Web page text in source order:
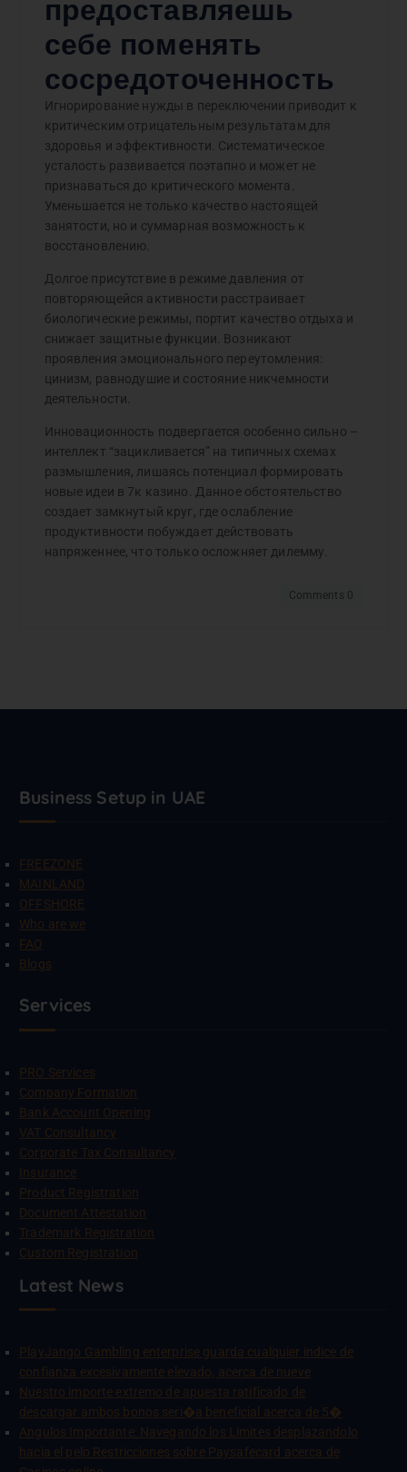
предоставляешь
себе поменять
сосредоточенность
Игнорирование нужды в переключении приводит к
критическим отрицательным результатам для
здоровья и эффективности. Систематическое
усталость развивается поэтапно и может не
признаваться до критического момента.
Уменьшается не только качество настоящей
занятости, но и суммарная возможность к
восстановлению.
Долгое присутствие в режиме давления от
повторяющейся активности расстраивает
биологические режимы, портит качество отдыха и
снижает защитные функции. Возникают
проявления эмоционального переутомления:
цинизм, равнодушие и состояние никчемности
деятельности.
Инновационность подвергается особенно сильно –
интеллект “зацикливается” на типичных схемах
размышления, лишаясь потенциал формировать
новые идеи в 7к казино. Данное обстоятельство
создает замкнутый круг, где ослабление
продуктивности побуждает действовать
напряженнее, что только осложняет дилемму.
Comments 0
Business Setup in UAE
FREEZONE
MAINLAND
OFFSHORE
Who are we
FAQ
Blogs
Services
PRO Services
Company Formation
Bank Account Opening
VAT Consultancy
Corporate Tax Consultancy
Insurance
Product Registration
Document Attestation
Trademark Registration
Custom Registration
Latest News
PlayJango Gambling enterprise guarda cualquier indice de
confianza excesivamente elevado, acerca de nueve
Nuestro importe extremo de apuesta ratificado de
descargar ambos bonos seri�a beneficial acerca de 5�
Angulos Importante: Navegando los Limites desplazandolo
hacia el pelo Restricciones sobre Paysafecard acerca de